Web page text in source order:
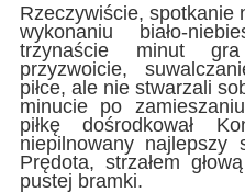
Rzeczywiście, spotkanie
wykonaniu biało-
trzynaście minut
przyzwoicie,
piłce, ale nie stwarzali
minucie po
piłkę dośrodkował
niepilnowany najlepszy
Prędota, strzałem
pustej bramki.